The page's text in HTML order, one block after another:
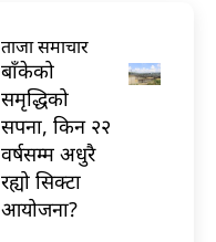
ताजा समाचार
बाँकेको
समृद्धिको
सपना, किन २२
वर्षसम्म अधुरै
रह्यो सिक्टा
आयोजना?